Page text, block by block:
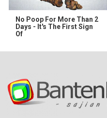
No Poop For More Than 2
Days - It's The First Sign
Of